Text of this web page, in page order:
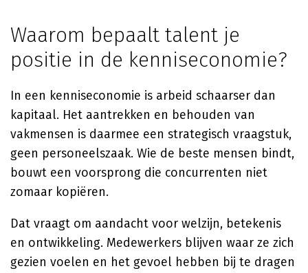
Waarom bepaalt talent je
positie in de kenniseconomie?
In een kenniseconomie is arbeid schaarser dan
kapitaal. Het aantrekken en behouden van
vakmensen is daarmee een strategisch vraagstuk,
geen personeelszaak. Wie de beste mensen bindt,
bouwt een voorsprong die concurrenten niet
zomaar kopiëren.
Dat vraagt om aandacht voor welzijn, betekenis
en ontwikkeling. Medewerkers blijven waar ze zich
gezien voelen en het gevoel hebben bij te dragen